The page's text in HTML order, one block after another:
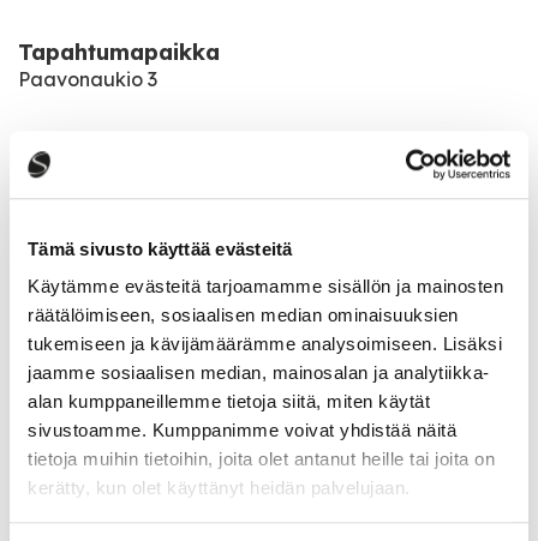
Tämä sivusto käyttää evästeitä
Käytämme evästeitä tarjoamamme sisällön ja mainosten
räätälöimiseen, sosiaalisen median ominaisuuksien
tukemiseen ja kävijämäärämme analysoimiseen. Lisäksi
jaamme sosiaalisen median, mainosalan ja analytiikka-
alan kumppaneillemme tietoja siitä, miten käytät
sivustoamme. Kumppanimme voivat yhdistää näitä
tietoja muihin tietoihin, joita olet antanut heille tai joita on
kerätty, kun olet käyttänyt heidän palvelujaan.
Tapahtumapaikka
Paavonaukio 3
Pääsymaksu
Maksuton
Katso kaikki tapahtumat
Jaa tapahtuma:
Facebook
Twitter
Linkedin